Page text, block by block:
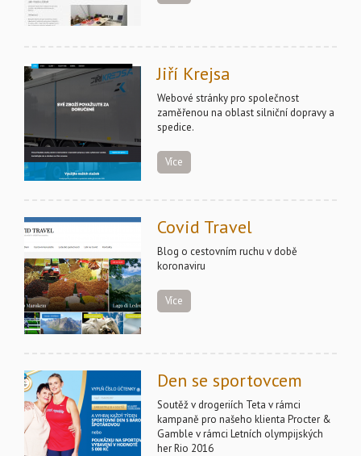
Jiří Krejsa
Webové stránky pro společnost
zaměřenou na oblast silniční dopravy a
spedice.
Více
Covid Travel
Blog o cestovním ruchu v době
koronaviru
Více
Den se sportovcem
Soutěž v drogeriích Teta v rámci
kampaně pro našeho klienta Procter &
Gamble v rámci Letních olympijských
her Rio 2016